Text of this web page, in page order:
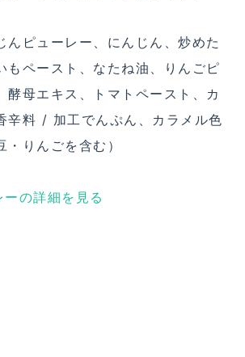
んピューレー、にんじん、炒めた
もペースト、なたね油、りんごピ
酵母エキス、トマトペースト、カ
辛料 / 加工でんぷん、カラメル色
りんごを含む）
の詳細を見る